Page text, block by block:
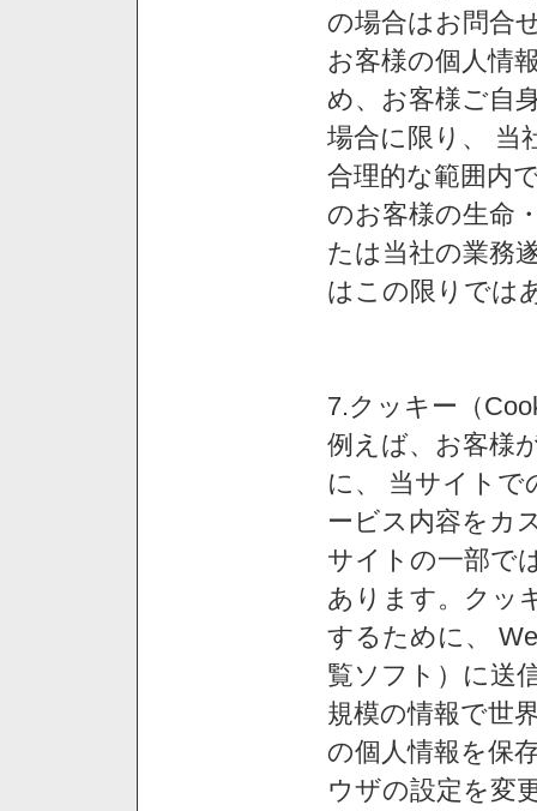
の場合はお問合
お客様の個人情
め、お客様ご自
場合に限り、 当
合理的な範囲内
のお客様の生命
たは当社の業務
はこの限りでは
7.クッキー（
例えば、お客様
に、 当サイトで
ービス内容をカ
サイトの一部で
あります。クッ
するために、
覧ソフト）に送
規模の情報で世
の個人情報を保
ウザの設定を変